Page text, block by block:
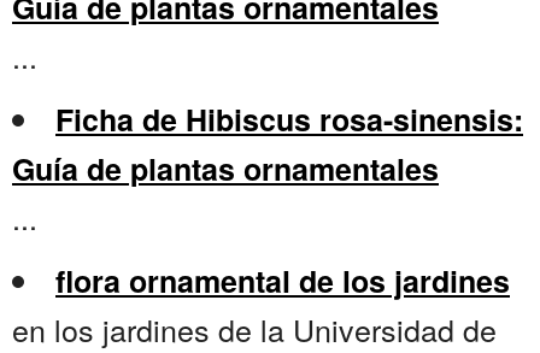
...
Ficha de Hibiscus rosa-sinensis:
Guía de plantas ornamentales
...
flora ornamental de los jardines
en los jardines de la Universidad de